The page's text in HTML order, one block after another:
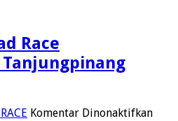
Race
Komentar Dinonaktifkanpada